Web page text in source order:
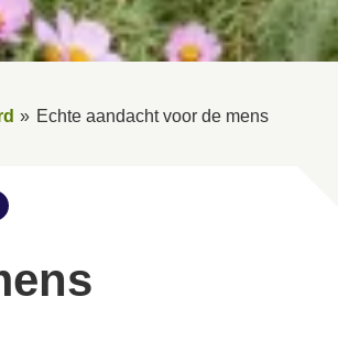
Echte aandacht voor de mens